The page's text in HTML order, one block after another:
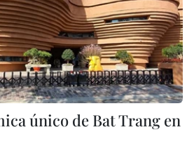
único de Bat Trang en